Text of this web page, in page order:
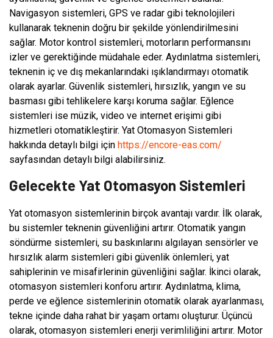
Navigasyon sistemleri, GPS ve radar gibi teknolojileri
kullanarak teknenin doğru bir şekilde yönlendirilmesini
sağlar. Motor kontrol sistemleri, motorların performansını
izler ve gerektiğinde müdahale eder. Aydınlatma sistemleri,
teknenin iç ve dış mekanlarındaki ışıklandırmayı otomatik
olarak ayarlar. Güvenlik sistemleri, hırsızlık, yangın ve su
basması gibi tehlikelere karşı koruma sağlar. Eğlence
sistemleri ise müzik, video ve internet erişimi gibi
hizmetleri otomatikleştirir. Yat Otomasyon Sistemleri
hakkında detaylı bilgi için https://encore-eas.com/
sayfasından detaylı bilgi alabilirsiniz.
Gelecekte Yat Otomasyon Sistemleri
Yat otomasyon sistemlerinin birçok avantajı vardır. İlk olarak,
bu sistemler teknenin güvenliğini artırır. Otomatik yangın
söndürme sistemleri, su baskınlarını algılayan sensörler ve
hırsızlık alarm sistemleri gibi güvenlik önlemleri, yat
sahiplerinin ve misafirlerinin güvenliğini sağlar. İkinci olarak,
otomasyon sistemleri konforu artırır. Aydınlatma, klima,
perde ve eğlence sistemlerinin otomatik olarak ayarlanması,
tekne içinde daha rahat bir yaşam ortamı oluşturur. Üçüncü
olarak, otomasyon sistemleri enerji verimliliğini artırır. Motor